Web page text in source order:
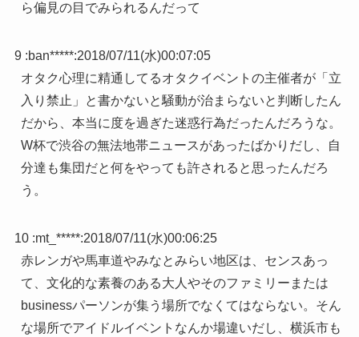
ら偏見の目でみられるんだって
9 :ban*****:2018/07/11(水)00:07:05
オタク心理に精通してるオタクイベントの主催者が「立
入り禁止」と書かないと騒動が治まらないと判断したん
だから、本当に度を過ぎた迷惑行為だったんだろうな。
W杯で渋谷の無法地帯ニュースがあったばかりだし、自
分達も集団だと何をやっても許されると思ったんだろ
う。
10 :mt_*****:2018/07/11(水)00:06:25
赤レンガや馬車道やみなとみらい地区は、センスあっ
て、文化的な素養のある大人やそのファミリーまたは
businessパーソンが集う場所でなくてはならない。そん
な場所でアイドルイベントなんか場違いだし、横浜市も